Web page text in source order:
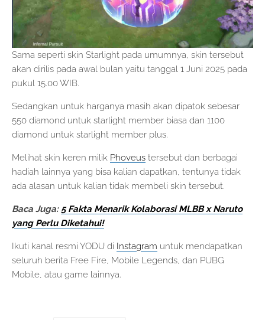
Sama seperti skin Starlight pada umumnya, skin tersebut
akan dirilis pada awal bulan yaitu tanggal 1 Juni 2025 pada
pukul 15.00 WIB.
Sedangkan untuk harganya masih akan dipatok sebesar
550 diamond untuk starlight member biasa dan 1100
diamond untuk starlight member plus.
Melihat skin keren milik Phoveus tersebut dan berbagai
hadiah lainnya yang bisa kalian dapatkan, tentunya tidak
ada alasan untuk kalian tidak membeli skin tersebut.
Baca Juga: 5 Fakta Menarik Kolaborasi MLBB x Naruto
yang Perlu Diketahui!
Ikuti kanal resmi YODU di Instagram untuk mendapatkan
seluruh berita Free Fire, Mobile Legends, dan PUBG
Mobile, atau game lainnya.